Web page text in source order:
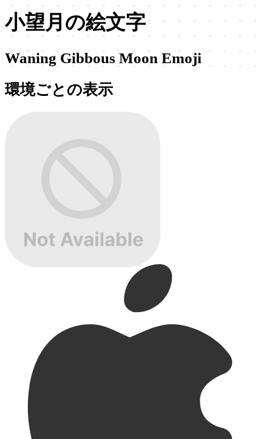
小望月の絵文字
Waning Gibbous Moon Emoji
環境ごとの表示